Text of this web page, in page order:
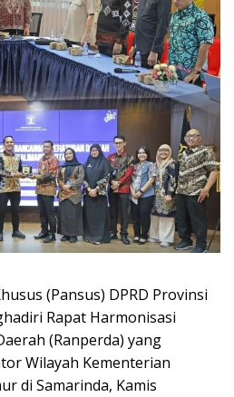
(Pansus) DPRD Provinsi
Rapat Harmonisasi
(Ranperda) yang
Wilayah Kementerian
di Samarinda, Kamis